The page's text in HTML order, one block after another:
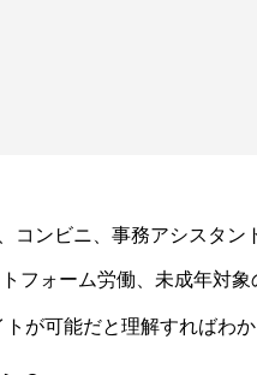
コンビニ、事務アシスタ
フォーム労働、未成年対
が可能だと理解すればわか